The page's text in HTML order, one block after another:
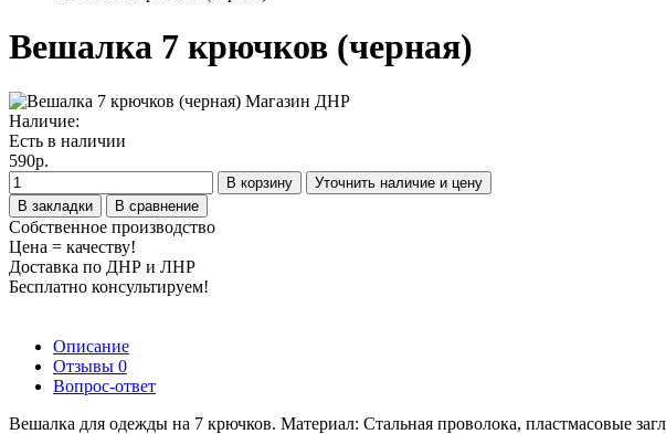
Вешалка 7 крючков (черная)
Наличие:
Есть в наличии
590р.
В корзину
Уточнить наличие и цену
В закладки
В сравнение
Собственное производство
Цена = качеству!
Доставка по ДНР и ЛНР
Бесплатно консультируем!
Описание
Отзывы 0
Вопрос-ответ
Вешалка для одежды на 7 крючков. Материал: Стальная проволока, пластмасовые